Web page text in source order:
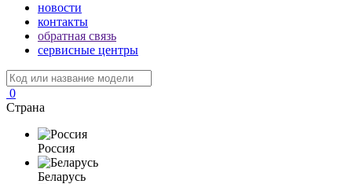
новости
контакты
обратная связь
сервисные центры
0
Страна
Россия
Беларусь